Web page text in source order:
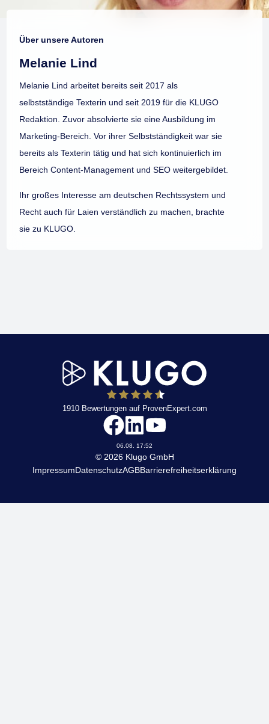
Über unsere Autoren
Melanie Lind
Melanie Lind arbeitet bereits seit 2017 als
selbstständige Texterin und seit 2019 für die KLUGO
Redaktion. Zuvor absolvierte sie eine Ausbildung im
Marketing-Bereich. Vor ihrer Selbstständigkeit war sie
bereits als Texterin tätig und hat sich kontinuierlich im
Bereich Content-Management und SEO weitergebildet.
Ihr großes Interesse am deutschen Rechtssystem und
Recht auch für Laien verständlich zu machen, brachte
sie zu KLUGO.
KLUGO
1910Bewertungen auf ProvenExpert.com
06.08. 17:52
© 2026 Klugo GmbH
ImpressumDatenschutzAGBBarrierefreiheitserklärung